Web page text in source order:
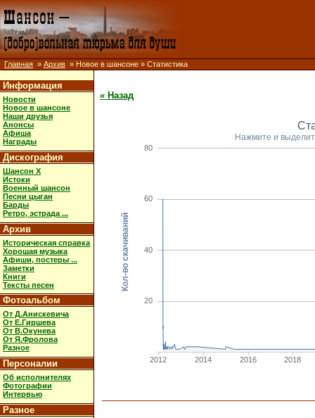
Главная » Архив » Новое в шансоне » Статистика
Информация
Новости
Новое в шансоне
Наши друзья
Анонсы
Афиша
Награды
Дискография
Шансон X
Истоки
Военный шансон
Песни цыган
Барды
Ретро, эстрада ...
Архив
Историческая справка
Хорошая музыка
Афиши, постеры ...
Заметки
Книги
Тексты песен
Фотоальбом
От Д.Анискевича
От Е.Гиршева
От В.Окунева
От Я.Фролова
Разное
Персоналии
Об исполнителях
Фотографии
Интервью
Разное
« Назад
2012 2014 2016 2018
20
40
60
80
Кол-во скачиваний
Нажмите и